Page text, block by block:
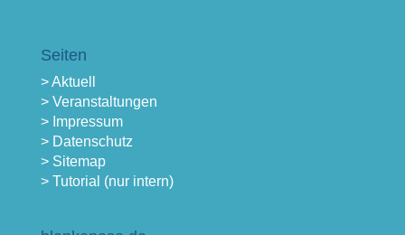
Seiten
> Aktuell
> Veranstaltungen
> Impressum
> Datenschutz
> Sitemap
> Tutorial (nur intern)